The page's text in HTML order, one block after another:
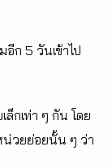
ก 5 วันเข้าไป
กเท่า ๆ กัน โดย
น่วยย่อยนั้น ๆ ว่า